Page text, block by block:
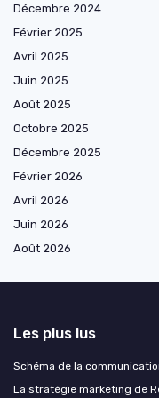
Décembre 2024
Février 2025
Avril 2025
Juin 2025
Août 2025
Octobre 2025
Décembre 2025
Février 2026
Avril 2026
Juin 2026
Août 2026
Les plus lus
Schéma de la
La stratégie marketing de